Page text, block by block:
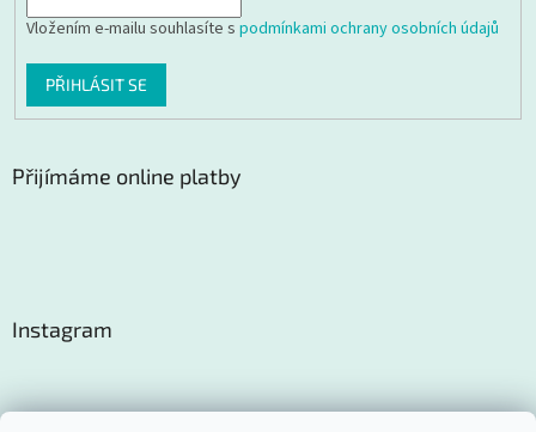
Vložením e-mailu souhlasíte s podmínkami ochrany osobních údajů
PŘIHLÁSIT SE
Přijímáme online platby
Instagram